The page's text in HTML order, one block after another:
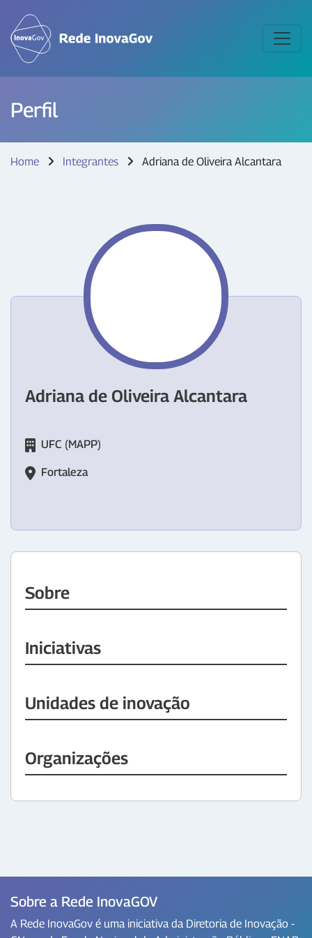
Perfil
Home Integrantes Adriana de Oliveira Alcantara
Adriana de Oliveira Alcantara
UFC (MAPP)
Fortaleza
Sobre
Iniciativas
Unidades de inovação
Organizações
Sobre a Rede InovaGOV
A Rede InovaGov é uma iniciativa da Diretoria de Inovação -